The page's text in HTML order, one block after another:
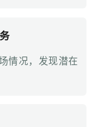
情况，发现潜在